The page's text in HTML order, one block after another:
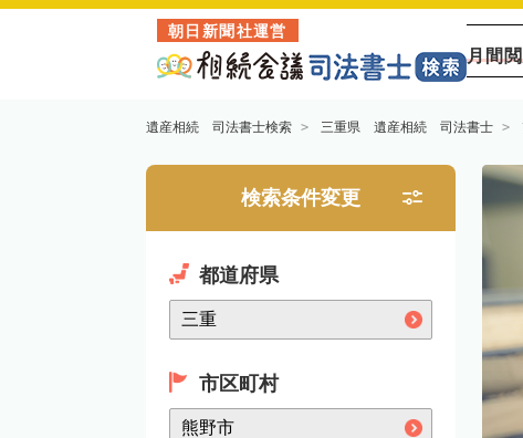
朝日新聞社運営
月間
遺産相続 司法書士検索 三重県 遺産相続 司法書士
検索条件変更
都道府県
市区町村